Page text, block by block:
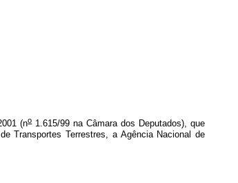
(no1.615/99 na Câmara dos Deputados), que
Transportes Terrestres, a Agência Nacional de